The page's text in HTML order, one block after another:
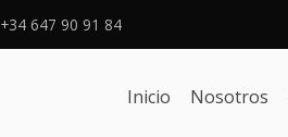
+34 647 90 91 84
Inicio Nosotros